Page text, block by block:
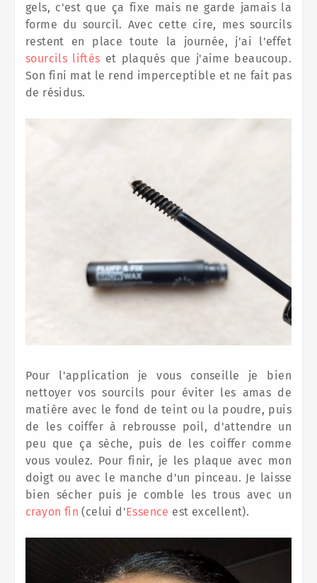
gels, c'est que ça fixe mais ne garde jamais la
forme du sourcil. Avec cette cire, mes sourcils
restent en place toute la journée, j'ai l'effet
sourcils liftés et plaqués que j'aime beaucoup.
Son fini mat le rend imperceptible et ne fait pas
de résidus.
Pour l'application je vous conseille je bien
nettoyer vos sourcils pour éviter les amas de
matière avec le fond de teint ou la poudre, puis
de les coiffer à rebrousse poil, d'attendre un
peu que ça sèche, puis de les coiffer comme
vous voulez. Pour finir, je les plaque avec mon
doigt ou avec le manche d'un pinceau. Je laisse
bien sécher puis je comble les trous avec un
crayon fin (celui d'Essence est excellent).